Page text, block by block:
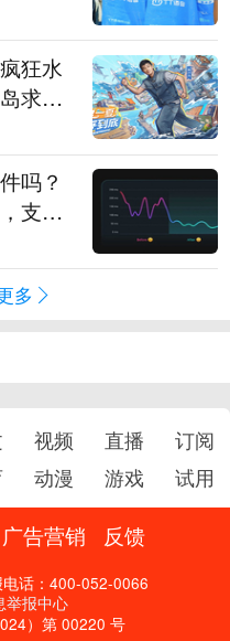
狂水
求生
吗？
支持
多
视频 直播
订阅
动漫 游戏 试用
广告营销 反馈
话：400-052-0066
举报中心
）第 00220 号